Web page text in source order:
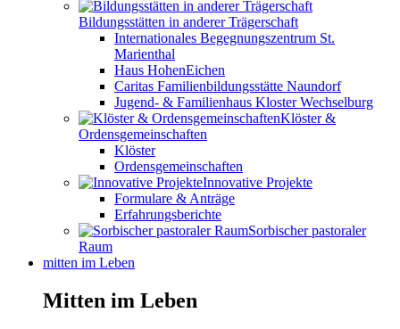
Bildungsstätten in anderer Trägerschaft
Internationales Begegnungszentrum St.
Marienthal
Haus HohenEichen
Caritas Familienbildungsstätte Naundorf
Jugend- & Familienhaus Kloster Wechselburg
Klöster &
Ordensgemeinschaften
Klöster
Ordensgemeinschaften
Innovative Projekte
Formulare & Anträge
Erfahrungsberichte
Sorbischer pastoraler
Raum
mitten im Leben
Mitten im Leben